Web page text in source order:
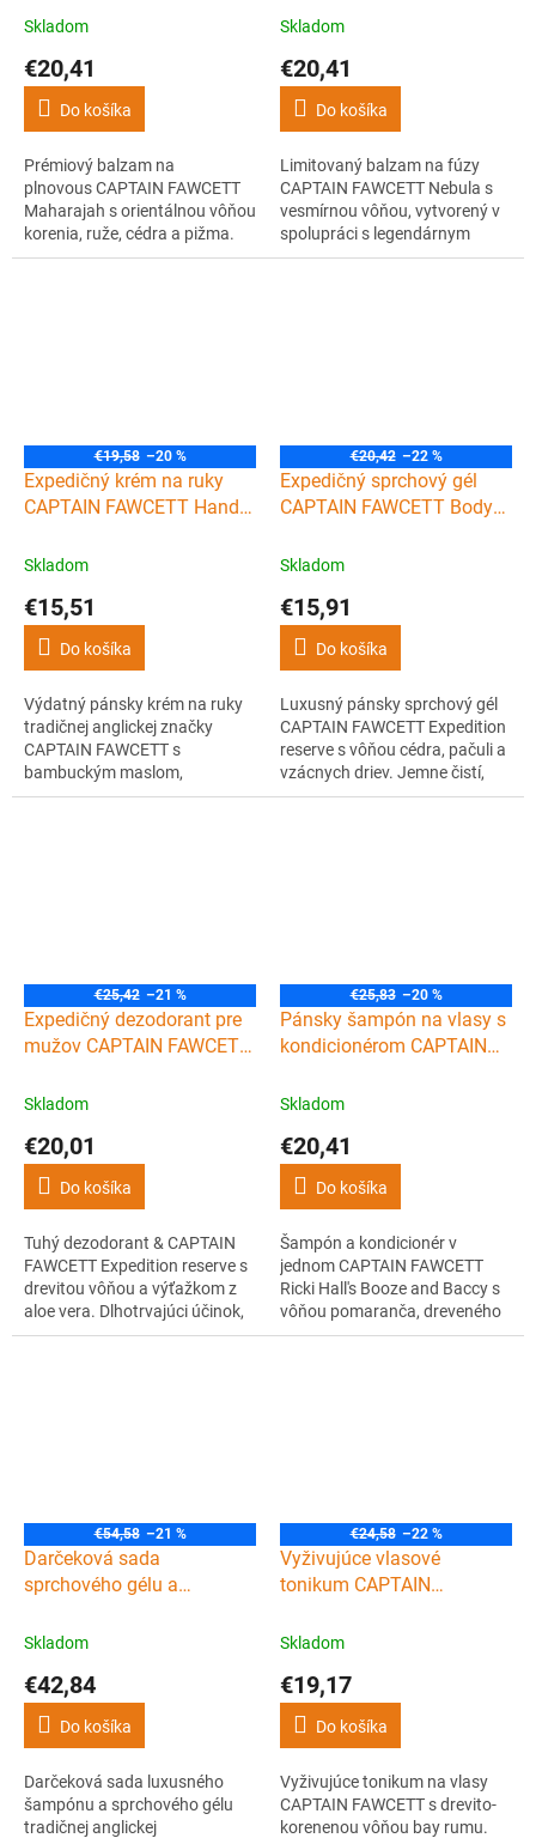
Skladom
€20,41
Do košíka
Prémiový balzam na
plnovous CAPTAIN FAWCETT
Maharajah s orientálnou vôňou
korenia, ruže, cédra a pižma.
Hydratuje, zjemňuje a tvaruje
Skladom
€20,41
Do košíka
Limitovaný balzam na fúzy
CAPTAIN FAWCETT Nebula s
vesmírnou vôňou, vytvorený v
spolupráci s legendárnym
gitarovým virtuózom Johnom
€19,58 –20 %
Expedičný krém na ruky
CAPTAIN FAWCETT Hand
Skladom
€15,51
Do košíka
Výdatný pánsky krém na ruky
tradičnej anglickej značky
CAPTAIN FAWCETT s
bambuckým maslom,
vitamínom E a elegantnou
€20,42 –22 %
Expedičný sprchový gél
CAPTAIN FAWCETT Body
Skladom
€15,91
Do košíka
Luxusný pánsky sprchový gél
CAPTAIN FAWCETT Expedition
reserve s vôňou cédra, pačuli a
vzácnych driev. Jemne čistí,
nevysušuje pokožku a zanechá
€25,42 –21 %
Expedičný dezodorant pre
mužov CAPTAIN FAWCETT
Skladom
€20,01
Do košíka
Tuhý dezodorant & CAPTAIN
FAWCETT Expedition reserve s
drevitou vôňou a výťažkom z
aloe vera. Dlhotrvajúci účinok,
vhodný aj pre citlivú pokožku.
€25,83 –20 %
Pánsky šampón na vlasy s
kondicionérom CAPTAIN
shampoo Ricki Hall's
Skladom
€20,41
Do košíka
Šampón a kondicionér v
jednom CAPTAIN FAWCETT
Ricki Hall's Booze and Baccy s
vôňou pomaranča, dreveného
dymu a korenia. Bez sulfátov, s
€54,58 –21 %
Darčeková sada
sprchového gélu a
CAPTAIN FAWCETT Ricki
Skladom
€42,84
Do košíka
Darčeková sada luxusného
šampónu a sprchového gélu
tradičnej anglickej
€24,58 –22 %
Vyživujúce vlasové
tonikum CAPTAIN
tonic Bay rum 250 ml
Skladom
€19,17
Do košíka
Vyživujúce tonikum na vlasy
CAPTAIN FAWCETT s drevito-
korenenou vôňou bay rumu.